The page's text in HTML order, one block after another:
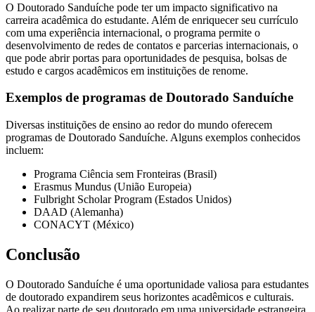
O Doutorado Sanduíche pode ter um impacto significativo na
carreira acadêmica do estudante. Além de enriquecer seu currículo
com uma experiência internacional, o programa permite o
desenvolvimento de redes de contatos e parcerias internacionais, o
que pode abrir portas para oportunidades de pesquisa, bolsas de
estudo e cargos acadêmicos em instituições de renome.
Exemplos de programas de Doutorado Sanduíche
Diversas instituições de ensino ao redor do mundo oferecem
programas de Doutorado Sanduíche. Alguns exemplos conhecidos
incluem:
Programa Ciência sem Fronteiras (Brasil)
Erasmus Mundus (União Europeia)
Fulbright Scholar Program (Estados Unidos)
DAAD (Alemanha)
CONACYT (México)
Conclusão
O Doutorado Sanduíche é uma oportunidade valiosa para estudantes
de doutorado expandirem seus horizontes acadêmicos e culturais.
Ao realizar parte de seu doutorado em uma universidade estrangeira,